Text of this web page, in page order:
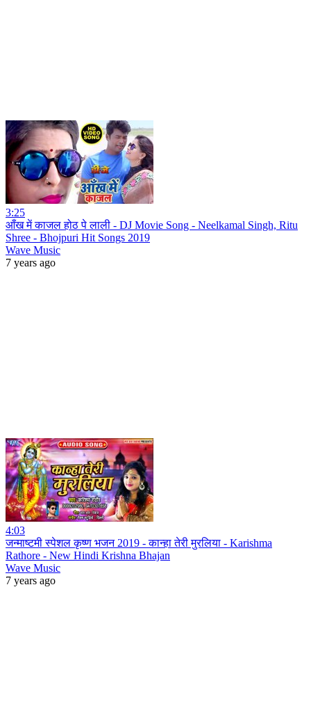
3:25
आँख में काजल होठ पे लाली - DJ Movie Song - Neelkamal Singh, Ritu
Shree - Bhojpuri Hit Songs 2019
Wave Music
7 years ago
4:03
जन्माष्टमी स्पेशल कृष्ण भजन 2019 - कान्हा तेरी मुरलिया - Karishma
Rathore - New Hindi Krishna Bhajan
Wave Music
7 years ago